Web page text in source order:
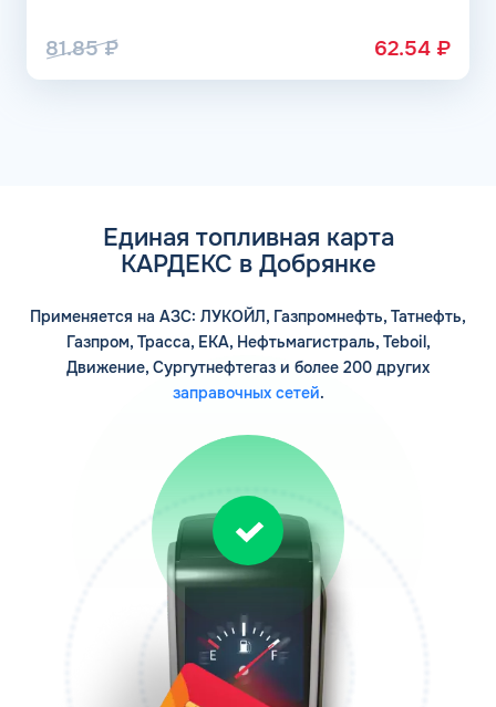
81.85₽ 62.54 ₽
Единая топливная карта
КАРДЕКС в Добрянке
Применяется на АЗС: ЛУКОЙЛ, Газпромнефть, Татнефть,
Газпром, Трасса, ЕКА, Нефтьмагистраль, Teboil,
Движение, Сургутнефтегаз и более 200 других
заправочных сетей.